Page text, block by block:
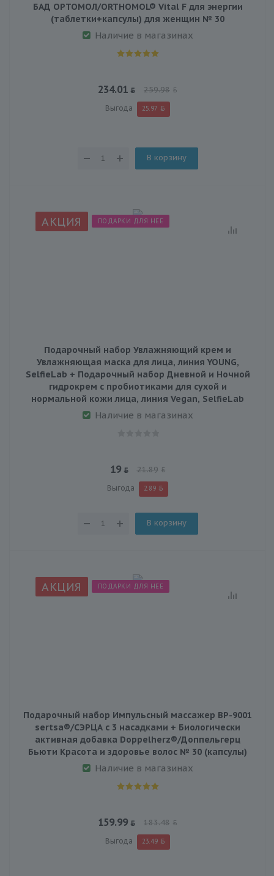
БАД ОРТОМОЛ/ORTHOMOL® Vital F для энергии
(таблетки+капсулы) для женщин № 30
Наличие в магазинах
234.01 259.98
Выгода 25.97
В корзину
АКЦИЯ ПОДАРКИ ДЛЯ НЕЕ
Подарочный набор Увлажняющий крем и
Увлажняющая маска для лица, линия YOUNG,
SelfieLab + Подарочный набор Дневной и Ночной
гидрокрем с пробиотиками для сухой и
нормальной кожи лица, линия Vegan, SelfieLab
Наличие в магазинах
19 21.89
Выгода 2.89
В корзину
АКЦИЯ ПОДАРКИ ДЛЯ НЕЕ
Подарочный набор Импульсный массажер BP-9001
sertsa®/СЭРЦА с 3 насадками + Биологически
активная добавка Doppelherz®/Доппельгерц
Бьюти Красота и здоровье волос № 30 (капсулы)
Наличие в магазинах
159.99 183.48
Выгода 23.49